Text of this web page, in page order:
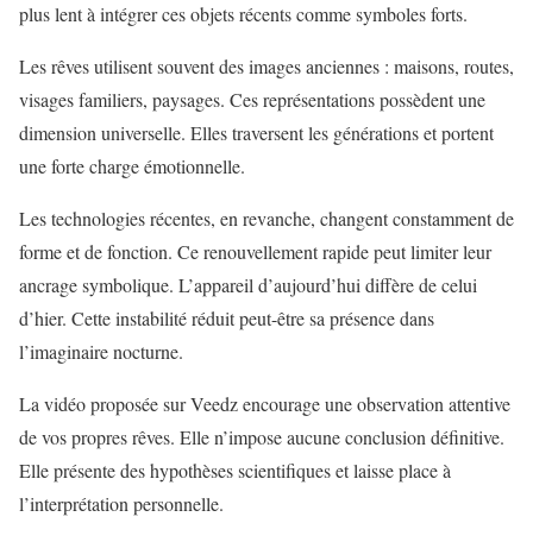
plus lent à intégrer ces objets récents comme symboles forts.
Les rêves utilisent souvent des images anciennes : maisons, routes,
visages familiers, paysages. Ces représentations possèdent une
dimension universelle. Elles traversent les générations et portent
une forte charge émotionnelle.
Les technologies récentes, en revanche, changent constamment de
forme et de fonction. Ce renouvellement rapide peut limiter leur
ancrage symbolique. L’appareil d’aujourd’hui diffère de celui
d’hier. Cette instabilité réduit peut-être sa présence dans
l’imaginaire nocturne.
La vidéo proposée sur Veedz encourage une observation attentive
de vos propres rêves. Elle n’impose aucune conclusion définitive.
Elle présente des hypothèses scientifiques et laisse place à
l’interprétation personnelle.